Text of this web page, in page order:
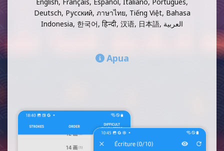
Deutsch, Русский, ภาษาไทย, Tiếng Việt, Bahasa
Indonesia, 한국어, हिन्दी, 汉语, 日本語, العربية
Apua